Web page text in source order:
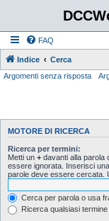
FAQ
Indice
Cerca
Argomenti senza risposta
MOTORE DI RICERCA
Ricerca per termini:
Metti un + davanti alla parola
essere ignorata. Inserisci
parole deve essere cercata.
Cerca per parola o usa
Ricerca qualsiasi termine